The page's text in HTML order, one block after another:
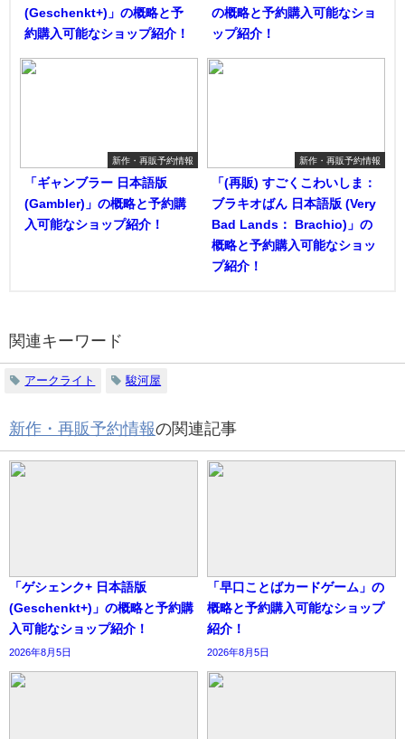
(Geschenkt+)」の概略と予
約購入可能なショップ紹介！
の概略と予約購入可能なショ
ップ紹介！
新作・再販予約情報
「ギャンブラー 日本語版
(Gambler)」の概略と予約購
入可能なショップ紹介！
新作・再販予約情報
「(再販) すごくこわいしま：
ブラキオばん 日本語版 (Very
Bad Lands： Brachio)」の
概略と予約購入可能なショッ
プ紹介！
関連キーワード
アークライト 駿河屋
新作・再販予約情報の関連記事
「ゲシェンク+ 日本語版
(Geschenkt+)」の概略と予約購
入可能なショップ紹介！
2026年8月5日
「早口ことばカードゲーム」の
概略と予約購入可能なショップ
紹介！
2026年8月5日